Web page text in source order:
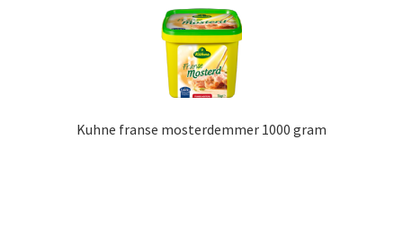
Kuhne franse mosterdemmer 1000 gram